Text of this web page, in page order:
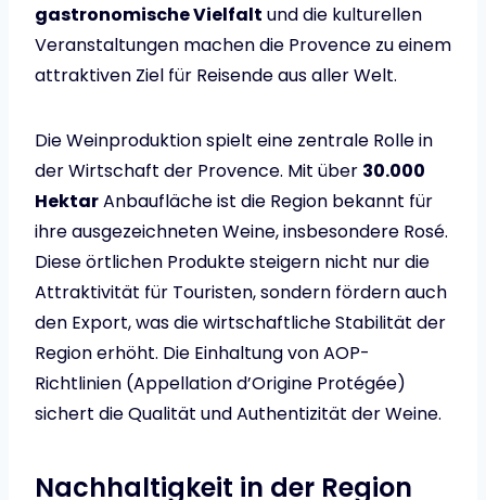
gastronomische Vielfalt und die kulturellen
Veranstaltungen machen die Provence zu einem
attraktiven Ziel für Reisende aus aller Welt.
Die Weinproduktion spielt eine zentrale Rolle in
der Wirtschaft der Provence. Mit über 30.000
HektarAnbaufläche ist die Region bekannt für
ihre ausgezeichneten Weine, insbesondere Rosé.
Diese örtlichen Produkte steigern nicht nur die
Attraktivität für Touristen, sondern fördern auch
den Export, was die wirtschaftliche Stabilität der
Region erhöht. Die Einhaltung von AOP-
Richtlinien (Appellation d’Origine Protégée)
sichert die Qualität und Authentizität der Weine.
Nachhaltigkeit in der Region